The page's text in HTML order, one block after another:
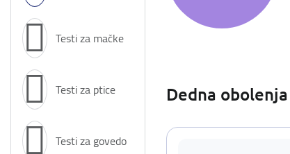
Testi za mačke
Testi za ptice
Testi za govedo
Dedna obolenja